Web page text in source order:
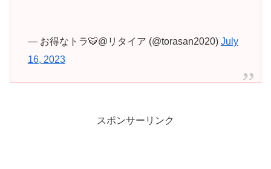
— お得なトラ🐯@リタイア (@torasan2020) July
16, 2023
スポンサーリンク